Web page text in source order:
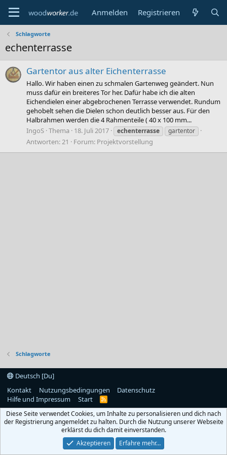
Anmelden Registrieren
Schlagworte
echenterrasse
Gartentor aus alter Eichenterrasse
Hallo. Wir haben einen zu schmalen Gartenweg geändert. Nun
muss dafür ein breiteres Tor her. Dafür habe ich die alten
Eichendielen einer abgebrochenen Terrasse verwendet. Rundum
gehobelt sehen die Dielen schon deutlich besser aus. Für den
Halbrahmen werden die 4 Rahmenteile ( 40 x 100 mm...
IngoS Thema 18. Juli 2017 echenterrasse gartentor
Antworten: 21 Forum: Projektvorstellung
Schlagworte
Deutsch [Du]
Kontakt
Nutzungsbedingungen
Datenschutz
Hilfe und Impressum
Start
R
S
Diese Seite verwendet Cookies, um Inhalte zu personalisieren und dich nach
der Registrierung angemeldet zu halten. Durch die Nutzung unserer Webseite
erklärst du dich damit einverstanden.
Akzeptieren
Erfahre mehr…